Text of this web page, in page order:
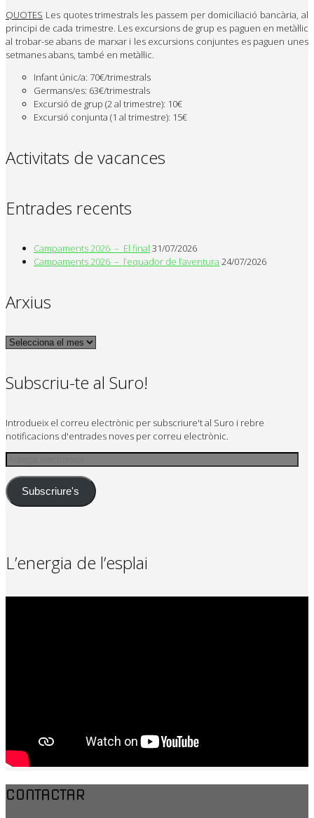
QUOTES Les quotes trimestrals les passem per domiciliació bancària, al
principi de cada trimestre. Les excursions de grup es paguen en metàl·lic
al trobar-se abans de marxar i les excursions conjuntes es paguen unes
setmanes abans, també en metàl·lic.
Infant únic/a: 70€/trimestrals
Germans/es: 63€/trimestrals
Excursió de grup (2 al trimestre): 10€
Excursió conjunta (1 al trimestre): 15€
Activitats de vacances
Entrades recents
Campaments 2026 – El final 31/07/2026
Campaments 2026 – l’equador de l’aventura 24/07/2026
Arxius
Arxius
Subscriu-te al Suro!
Introdueix el correu electrònic per subscriure't al Suro i rebre
notificacions d'entrades noves per correu electrònic.
Adreça
electrònica
Subscriure's
L’energia de l’esplai
CONTACTAR